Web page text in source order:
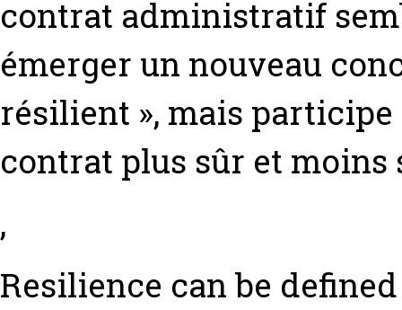
contrat administratif
émerger un nouveau
résilient », mais
contrat plus sûr et moins
,
Resilience can be